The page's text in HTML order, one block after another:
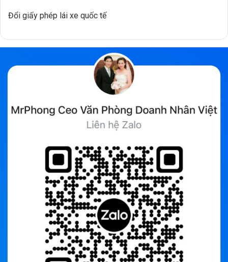
Đổi giấy phép lái xe quốc tế